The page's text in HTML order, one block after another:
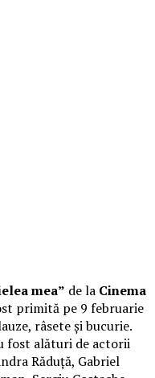
mea” de la Cinema
primită pe 9 februarie
râsete și bucurie.
fost alături de actorii
Răduță, Gabriel